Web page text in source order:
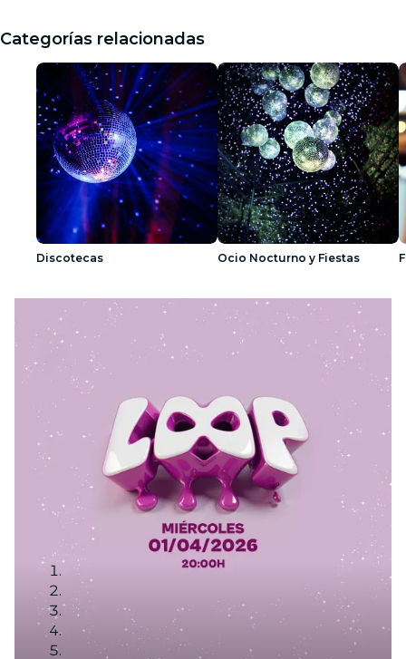
Categorías relacionadas
Discotecas Ocio Nocturno y Fiestas